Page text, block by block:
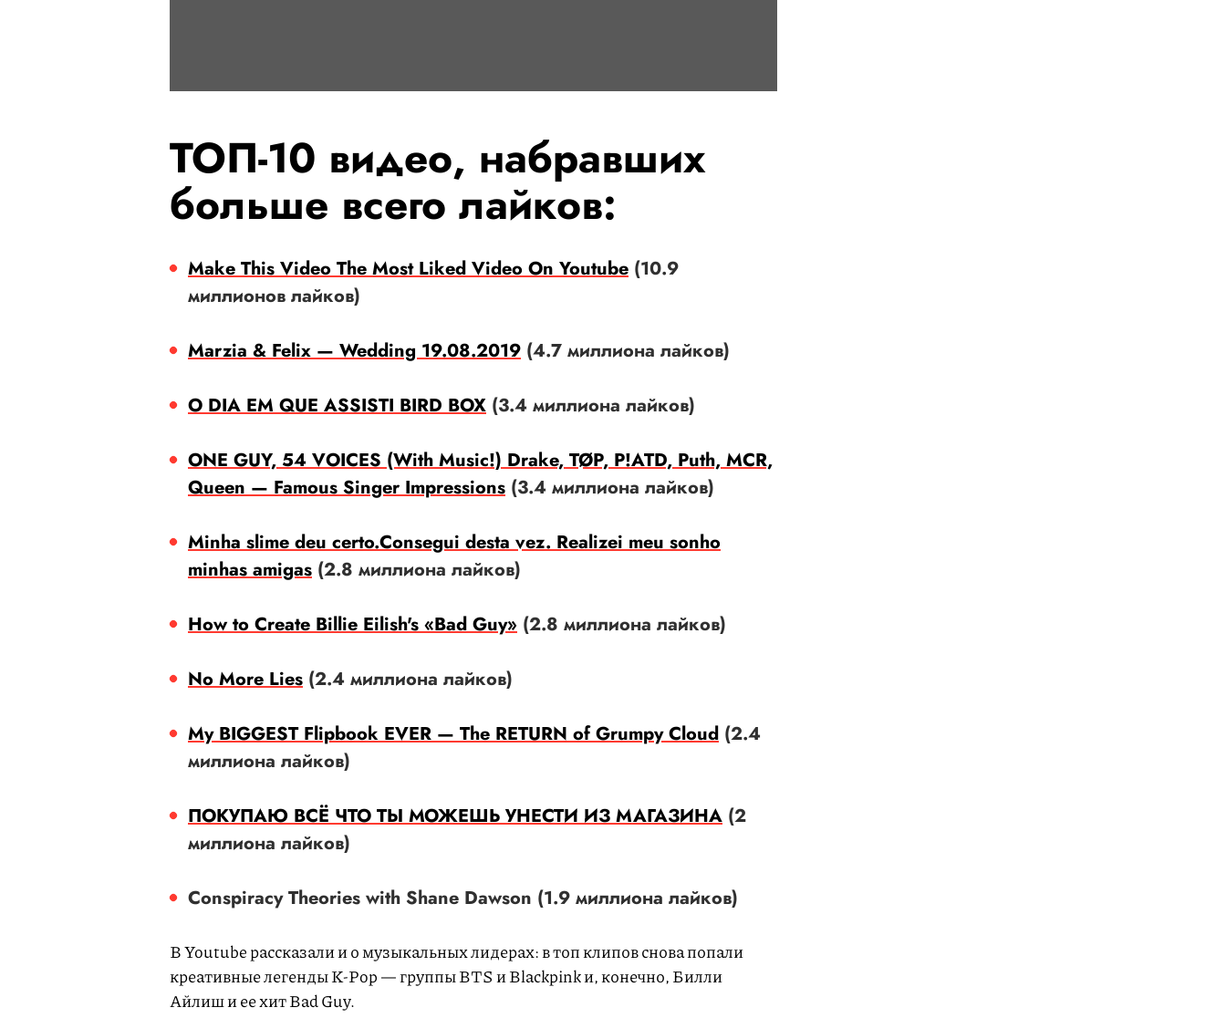
ТОП-10 видео, набравших
больше всего лайков:
Make This Video The Most Liked Video On Youtube (10.9
миллионов лайков)
Marzia & Felix — Wedding 19.08.2019 (4.7 миллиона лайков)
O DIA EM QUE ASSISTI BIRD BOX (3.4 миллиона лайков)
ONE GUY, 54 VOICES (With Music!) Drake, TØP, P!ATD, Puth, MCR,
Queen — Famous Singer Impressions (3.4 миллиона лайков)
Minha slime deu certo.Consegui desta vez. Realizei meu sonho
minhas amigas (2.8 миллиона лайков)
How to Create Billie Eilish's «Bad Guy» (2.8 миллиона лайков)
No More Lies (2.4 миллиона лайков)
My BIGGEST Flipbook EVER — The RETURN of Grumpy Cloud (2.4
миллиона лайков)
ПОКУПАЮ ВСЁ ЧТО ТЫ МОЖЕШЬ УНЕСТИ ИЗ МАГАЗИНА (2
миллиона лайков)
Conspiracy Theories with Shane Dawson (1.9 миллиона лайков)
В Youtube рассказали и о музыкальных лидерах: в топ клипов снова попали
креативные легенды K-Pop — группы BTS и Blackpink и, конечно, Билли
Айлиш и ее хит Bad Guy.